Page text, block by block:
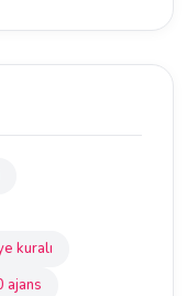
kuralı
ajans